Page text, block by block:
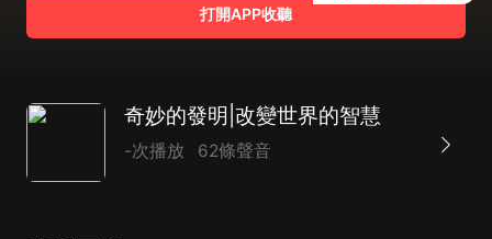
打開APP收聽
奇妙的發明|改變世界的智慧
-次播放 62條聲音